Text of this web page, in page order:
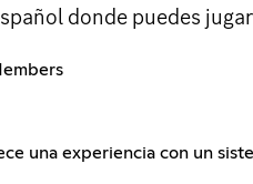
donde puedes
una experiencia con un